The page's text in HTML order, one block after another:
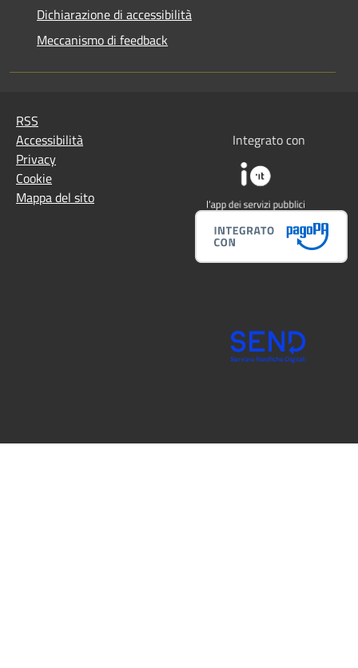
Dichiarazione di accessibilità
Meccanismo di feedback
RSS
Accessibilità
Privacy
Cookie
Mappa del sito
Integrato con